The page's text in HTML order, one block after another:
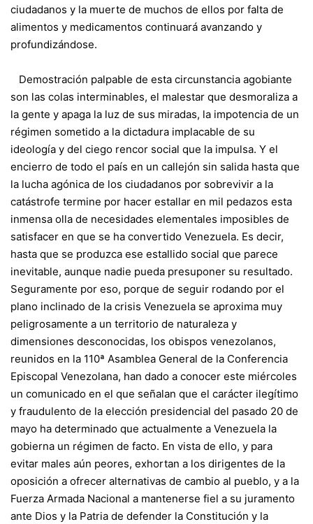
ciudadanos y la muerte de muchos de ellos por falta de
alimentos y medicamentos continuará avanzando y
profundizándose.
Demostración palpable de esta circunstancia agobiante
son las colas interminables, el malestar que desmoraliza a
la gente y apaga la luz de sus miradas, la impotencia de un
régimen sometido a la dictadura implacable de su
ideología y del ciego rencor social que la impulsa. Y el
encierro de todo el país en un callejón sin salida hasta que
la lucha agónica de los ciudadanos por sobrevivir a la
catástrofe termine por hacer estallar en mil pedazos esta
inmensa olla de necesidades elementales imposibles de
satisfacer en que se ha convertido Venezuela. Es decir,
hasta que se produzca ese estallido social que parece
inevitable, aunque nadie pueda presuponer su resultado.
Seguramente por eso, porque de seguir rodando por el
plano inclinado de la crisis Venezuela se aproxima muy
peligrosamente a un territorio de naturaleza y
dimensiones desconocidas, los obispos venezolanos,
reunidos en la 110ª Asamblea General de la Conferencia
Episcopal Venezolana, han dado a conocer este miércoles
un comunicado en el que señalan que el carácter ilegítimo
y fraudulento de la elección presidencial del pasado 20 de
mayo ha determinado que actualmente a Venezuela la
gobierna un régimen de facto. En vista de ello, y para
evitar males aún peores, exhortan a los dirigentes de la
oposición a ofrecer alternativas de cambio al pueblo, y a la
Fuerza Armada Nacional a mantenerse fiel a su juramento
ante Dios y la Patria de defender la Constitución y la